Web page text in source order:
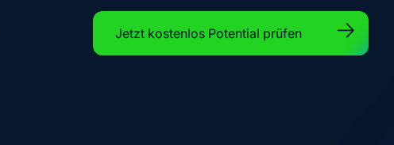
Jetzt kostenlos Potential prüfen